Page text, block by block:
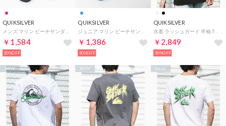
QUIKSILVER
￥1,584
20%OFF
QUIKSILVER
￥1,386
30%OFF
QUIKSILVER
水着 ラッシュガード 半袖 Tシャツ メンズ UVカット （BLK）
￥2,849
30%OFF
NEW NEW NEW